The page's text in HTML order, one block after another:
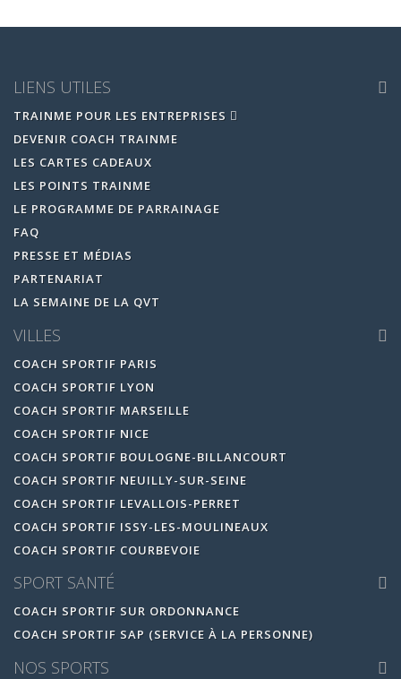
LIENS UTILES
TRAINME POUR LES ENTREPRISES
DEVENIR COACH TRAINME
LES CARTES CADEAUX
LES POINTS TRAINME
LE PROGRAMME DE PARRAINAGE
FAQ
PRESSE ET MÉDIAS
PARTENARIAT
LA SEMAINE DE LA QVT
VILLES
COACH SPORTIF PARIS
COACH SPORTIF LYON
COACH SPORTIF MARSEILLE
COACH SPORTIF NICE
COACH SPORTIF BOULOGNE-BILLANCOURT
COACH SPORTIF NEUILLY-SUR-SEINE
COACH SPORTIF LEVALLOIS-PERRET
COACH SPORTIF ISSY-LES-MOULINEAUX
COACH SPORTIF COURBEVOIE
SPORT SANTÉ
COACH SPORTIF SUR ORDONNANCE
COACH SPORTIF SAP (SERVICE À LA PERSONNE)
NOS SPORTS